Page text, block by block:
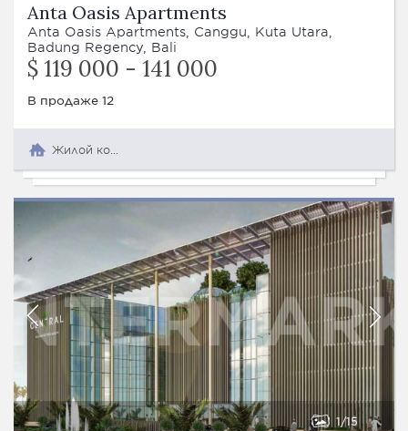
Anta Oasis Apartments
Anta Oasis Apartments, Canggu, Kuta Utara,
Badung Regency, Bali
$ 119 000 - 141 000
В продаже 12
Жилой комплекс
1 15